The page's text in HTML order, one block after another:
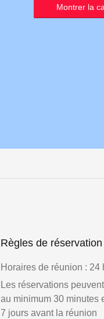
Montrer la
Règles de réservation
Horaires de réunion : 24
Les réservations
au minimum 30 minutes
7 jours avant la réunion